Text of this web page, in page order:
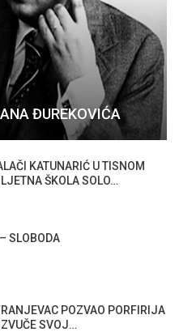
ĐUREKOVIĆA
KATUNARIĆ U TISNOM
ŠKOLA SOLO…
SLOBODA
POZVAO PORFIRIJA
SVOJ…